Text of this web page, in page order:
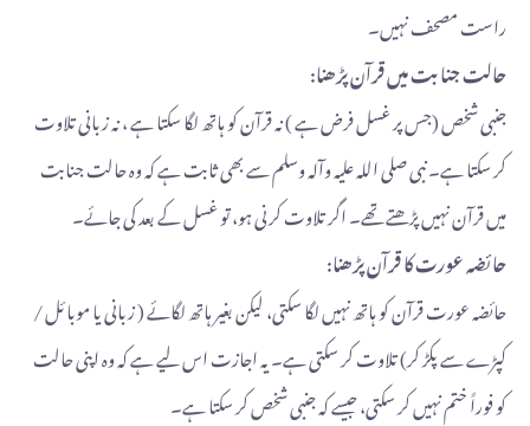
راست مصحف نہیں۔
حالت جنابت میں قرآن پڑھنا:
جنبی شخص (جس پر غسل فرض ہے ) نہ قرآن کو ہاتھ لگا سکتا ہے ، نہ زبانی تلاوت
کر سکتا ہے۔ نبی صلی اللہ علیہ وآلہ وسلم سے بھی ثابت ہے کہ وہ حالت جنابت
میں قرآن نہیں پڑھتے تھے۔ اگر تلاوت کرنی ہو، تو غسل کے بعد کی جائے۔
حائضہ عورت کا قرآن پڑھنا:
حائضہ عورت قرآن کو ہاتھ نہیں لگا سکتی، لیکن بغیر ہاتھ لگائے ( زبانی یا موبائل /
کپڑے سے پکڑ کر) تلاوت کر سکتی ہے۔ یہ اجازت اس لیے ہے کہ وہ اپنی حالت
کو فوراً ختم نہیں کر سکتی، جیسے کہ جنبی شخص کر سکتا ہے۔